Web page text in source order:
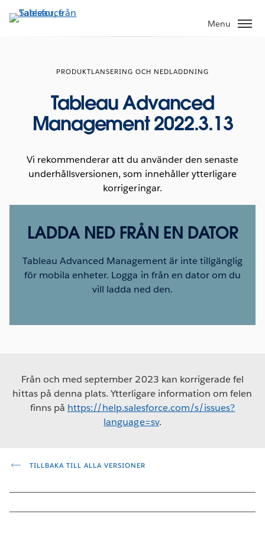
vidare
Menu
PRODUKTLANSERING OCH NEDLADDNING
Tableau Advanced
Management 2022.3.13
Vi rekommenderar att du använder den senaste
underhållsversionen, som innehåller ytterligare
korrigeringar.
LADDA NED FRÅN EN DATOR
Tableau Advanced Management är inte tillgänglig
för mobila enheter. Logga in från en dator om du
vill ladda ned den.
Från och med september 2023 kan korrigerade fel
hittas på denna plats. Ytterligare information om felen
finns på https://help.salesforce.com/s/issues?
language=sv.
TILLBAKA TILL ALLA VERSIONER